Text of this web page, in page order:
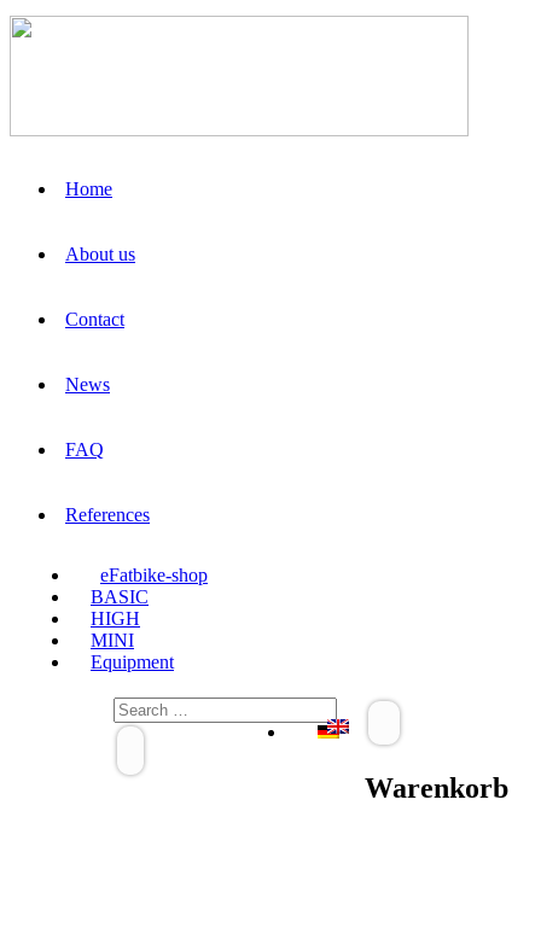
Home
About us
Contact
News
FAQ
References
eFatbike-shop
BASIC
HIGH
MINI
Equipment
Warenkorb